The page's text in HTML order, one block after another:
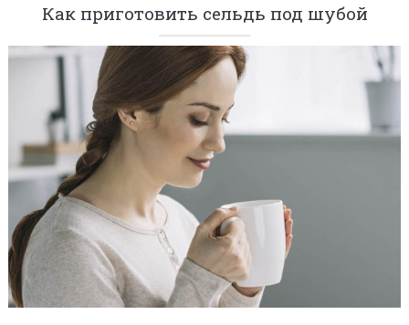
Как приготовить сельдь под шубой